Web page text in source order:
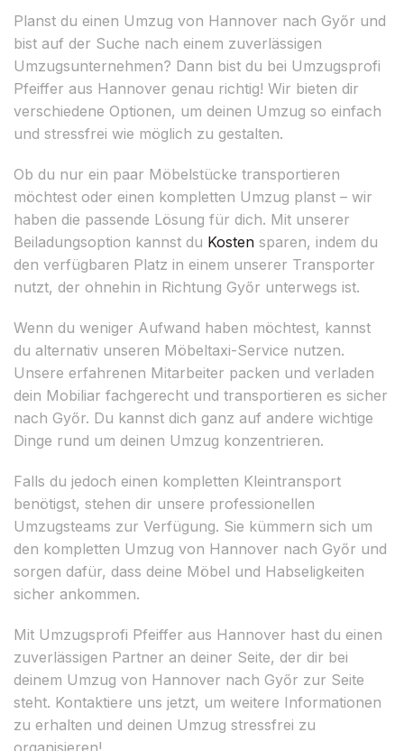
Planst du einen Umzug von Hannover nach Győr und
bist auf der Suche nach einem zuverlässigen
Umzugsunternehmen? Dann bist du bei Umzugsprofi
Pfeiffer aus Hannover genau richtig! Wir bieten dir
verschiedene Optionen, um deinen Umzug so einfach
und stressfrei wie möglich zu gestalten.
Ob du nur ein paar Möbelstücke transportieren
möchtest oder einen kompletten Umzug planst – wir
haben die passende Lösung für dich. Mit unserer
Beiladungsoption kannst du Kosten sparen, indem du
den verfügbaren Platz in einem unserer Transporter
nutzt, der ohnehin in Richtung Győr unterwegs ist.
Wenn du weniger Aufwand haben möchtest, kannst
du alternativ unseren Möbeltaxi-Service nutzen.
Unsere erfahrenen Mitarbeiter packen und verladen
dein Mobiliar fachgerecht und transportieren es sicher
nach Győr. Du kannst dich ganz auf andere wichtige
Dinge rund um deinen Umzug konzentrieren.
Falls du jedoch einen kompletten Kleintransport
benötigst, stehen dir unsere professionellen
Umzugsteams zur Verfügung. Sie kümmern sich um
den kompletten Umzug von Hannover nach Győr und
sorgen dafür, dass deine Möbel und Habseligkeiten
sicher ankommen.
Mit Umzugsprofi Pfeiffer aus Hannover hast du einen
zuverlässigen Partner an deiner Seite, der dir bei
deinem Umzug von Hannover nach Győr zur Seite
steht. Kontaktiere uns jetzt, um weitere Informationen
zu erhalten und deinen Umzug stressfrei zu
organisieren!